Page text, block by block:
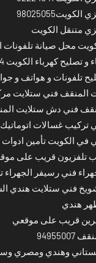
متنقل الكويت
محل صيانة تلفونات
كهرباء الكويت 24 ساعة
تلفونات و هواتف و
المنقف فني ستلايت
فني دش ستلايت
غسالات اتوماتيك
الكويت تأمين
تلفزيون قريب على
فني رسيفر الجهراء
فني ستلايت هندي
هندي
قريب على موقعي
وهندي ومصري